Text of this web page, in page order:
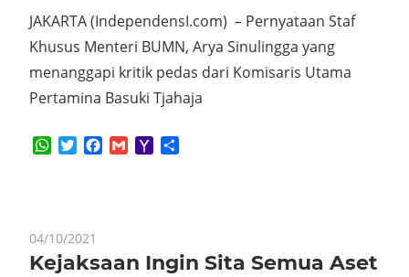
JAKARTA (IndependensI.com) – Pernyataan Staf
Khusus Menteri BUMN, Arya Sinulingga yang
menanggapi kritik pedas dari Komisaris Utama
Pertamina Basuki Tjahaja
WhatsApp
TwitterFacebook
GmailYahoo
04/10/2021
Kejaksaan Ingin Sita Semua Aset